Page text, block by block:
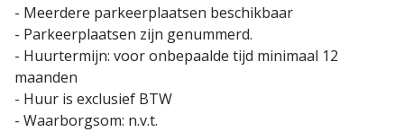
- Meerdere parkeerplaatsen beschikbaar
- Parkeerplaatsen zijn genummerd.
- Huurtermijn: voor onbepaalde tijd minimaal 12
maanden
- Huur is exclusief BTW
- Waarborgsom: n.v.t.